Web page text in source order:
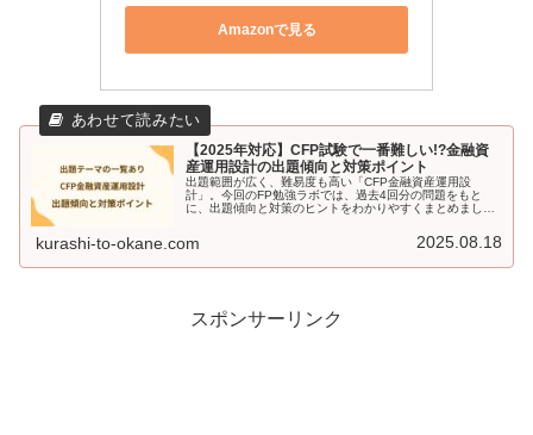
Amazonで見る
【2025年対応】CFP試験で一番難しい!?金融資
産運用設計の出題傾向と対策ポイント
出題範囲が広く、難易度も高い「CFP金融資産運用設
計」。今回のFP勉強ラボでは、過去4回分の問題をもと
に、出題傾向と対策のヒントをわかりやすくまとめまし
kurashi-to-okane.com 2025.08.18
スポンサーリンク